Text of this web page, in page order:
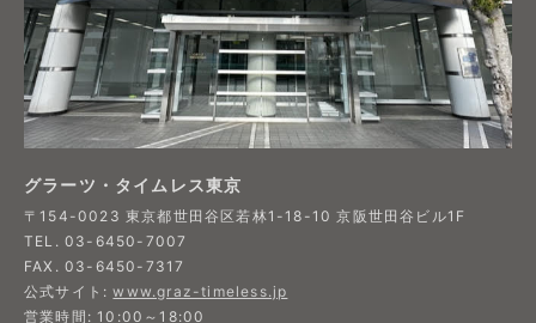
グラーツ・タイムレス東京
〒154-0023 東京都世田谷区若林1-18-10 京阪世田谷ビル1F​
TEL. 03-6450-7007
FAX. 03-6450-7317​
公式サイト:www.graz-timeless.jp​
営業時間: 10:00～18:00